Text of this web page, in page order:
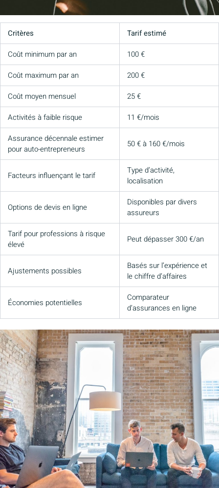
Critères
Tarif estimé
Coût minimum par an
100 €
Coût maximum par an
200 €
Coût moyen mensuel
25 €
Activités à faible risque
11 €/mois
Assurance décennale estimer
pour auto-entrepreneurs
50 € à 160 €/mois
Facteurs influençant le tarif
Type d’activité,
localisation
Options de devis en ligne
Disponibles par divers
assureurs
Tarif pour professions à risque
élevé
Peut dépasser 300 €/an
Ajustements possibles
Basés sur l’expérience et
le chiffre d’affaires
Économies potentielles
Comparateur
d’assurances en ligne